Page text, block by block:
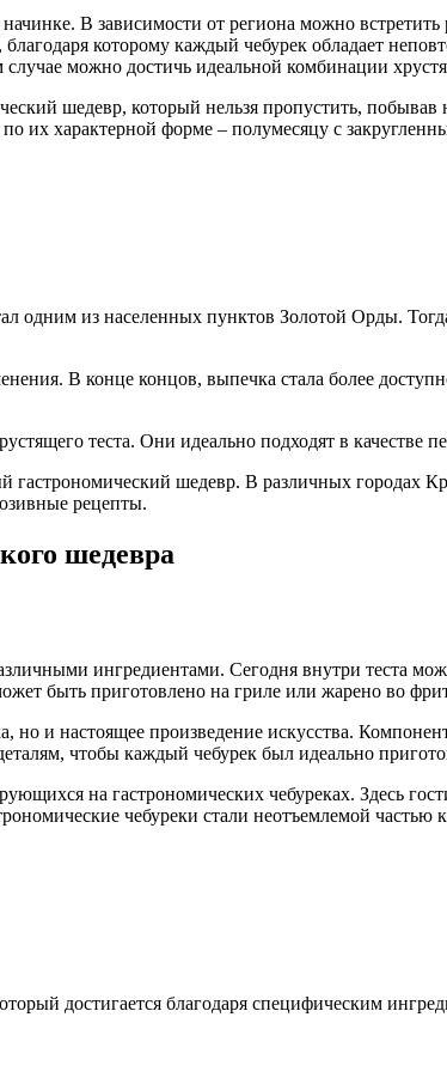
начинке. В зависимости от региона можно
которому каждый чебурек обладает
можно достичь идеальной комбинации
шедевр, который нельзя пропустить,
их характерной форме – полумесяцу с
одним из населенных пунктов Золотой Орды.
В конце концов, выпечка стала более
теста. Они идеально подходят в качестве
гастрономический шедевр. В различных городах
рецепты.
шедевра
ингредиентами. Сегодня внутри теста
быть приготовлено на гриле или жарено во
и настоящее произведение искусства.
чтобы каждый чебурек был идеально
на гастрономических чебуреках. Здесь
чебуреки стали неотъемлемой
достигается благодаря специфическим